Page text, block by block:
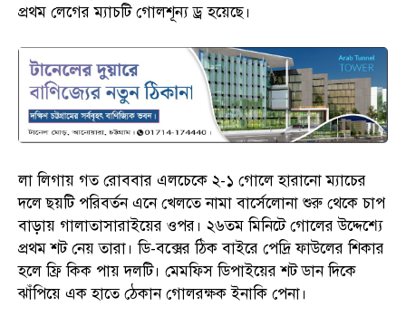
প্রথম লেগের ম্যাচটি গোলশূন্য ড্র হয়েছে।
লা লিগায় গত রোববার এলচেকে ২-১ গোলে হারানো ম্যাচের
দলে ছয়টি পরিবর্তন এনে খেলতে নামা বার্সেলোনা শুরু থেকে চাপ
বাড়ায় গালাতাসারাইয়ের ওপর। ২৬তম মিনিটে গোলের উদ্দেশ্যে
প্রথম শট নেয় তারা। ডি-বক্সের ঠিক বাইরে পেদ্রি ফাউলের শিকার
হলে ফ্রি কিক পায় দলটি। মেমফিস ডিপাইয়ের শট ডান দিকে
ঝাঁপিয়ে এক হাতে ঠেকান গোলরক্ষক ইনাকি পেনা।